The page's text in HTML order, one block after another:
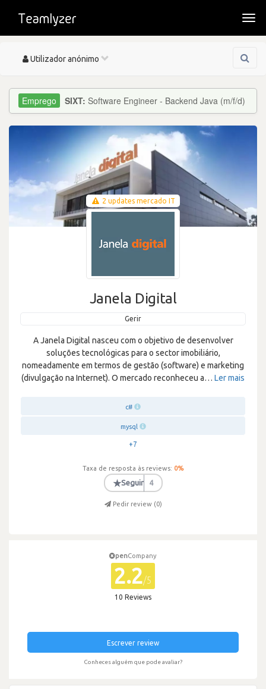
Toggle
Utilizador anónimo
SIXT: Software Engineer - Backend Java (m/f/d)
2 updates mercado IT
Janela Digital
Gerir
A Janela Digital nasceu com o objetivo de desenvolver
soluções tecnológicas para o sector imobiliário,
nomeadamente em termos de gestão (software) e marketing
(divulgação na Internet). O mercado reconheceu a… Ler mais
c#
mysql
+7
Taxa de resposta às reviews: 0%
★Seguir 4
Pedir review (0)
penCompany
2.2/5
10 Reviews
Escrever review
Conheces alguém que pode avaliar?